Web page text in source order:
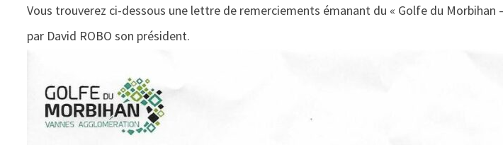
Vous trouverez ci-dessous une lettre de remerciements émanant du « Golfe du Morbihan
par David ROBO son président.